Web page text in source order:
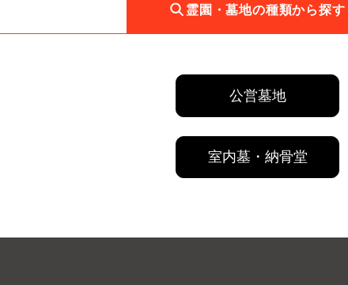
霊園・墓地の種類から探す
公営墓地
室内墓・納骨堂